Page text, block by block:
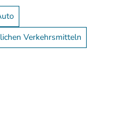
Verkehrsmitteln